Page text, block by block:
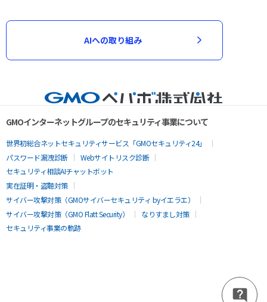
AIへの取り組み
GMOインターネットグループのセキュリティ事業について
世界初総合ネットセキュリティサービス「GMOセキュリティ24」
パスワード漏洩診断
Webサイトリスク診断
セキュリティ相談AIチャットボット
実在証明・盗聴対策
サイバー攻撃対策（GMOサイバーセキュリティ byイエラエ）
サイバー攻撃対策（GMO Flatt Security）
なりすまし対策
セキュリティ事業の軌跡